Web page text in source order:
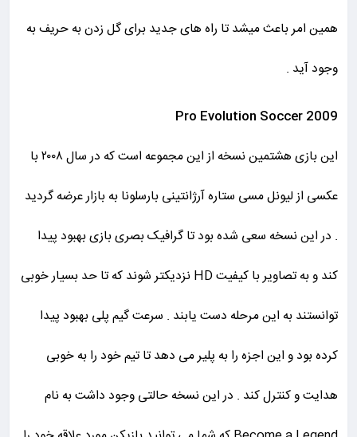
همین امر باعث میشد تا راه های جدید برای گل زدن به حریف به
وجود آید .
Pro Evolution Soccer 2009
این بازی هشتمین نسخه از این مجموعه است که در سال ۲۰۰۸ با
عکسی از لیونل مسی ستاره آرژانتینی بارسلونا به بازار عرضه گردید
. در این نسخه سعی شده بود تا گرافیک بصری بازی بهبود پیدا
کند و به تصاویر با کیفیت HD نزدیکتر شوند که تا حد بسیار خوبی
توانستند به این مرحله دست یابند . سرعت گیم پلی بهبود پیدا
کرده بود و این اجزه را به پلیر می دهد تا تیم خود را به خوبی
هدایت و کنترل کند . در این نسخه حالتی وجود داشت به نام